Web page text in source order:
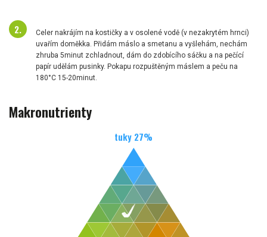
Celer nakrájím na kostičky a v osolené vodě (v nezakrytém hrnci)
uvařím doměkka. Přidám máslo a smetanu a vyšlehám, nechám
zhruba 5minut zchladnout, dám do zdobícího sáčku a na pečící
papír udělám pusinky. Pokapu rozpuštěným máslem a peču na
180°C 15-20minut.
Makronutrienty
tuky 27%